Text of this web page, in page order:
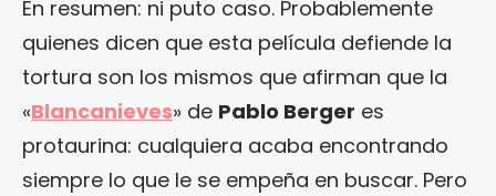
En resumen: ni puto caso. Probablemente
quienes dicen que esta película defiende la
tortura son los mismos que afirman que la
«Blancanieves» de Pablo Berger es
protaurina: cualquiera acaba encontrando
siempre lo que le se empeña en buscar. Pero